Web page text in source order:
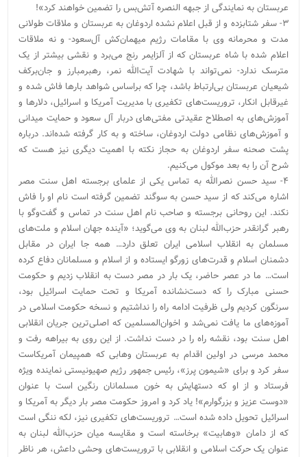
عربستان به نمایندگی از جبهه النصره آتش‌بس را تضمین خواهند کرد»!
۳- سفر شتابزده و از قبل اعلام نشده اردوغان به عربستان و ملاقات طولانی
مدت و محرمانه وی با مقامات رژیم میهمان‌کش آل‌سعود- و نه ملاقات
اعلام شده با شاه عربستان که از آلزایمر رنج می‌برد و نقشی بیشتر از یک
مترسک ندارد- نمی‌تواند با شهادت آیت‌الله نمر، رهبر‌مبارز و جان‌برکف
شیعیان عربستان بی‌ارتباط باشد، چرا که براساس شواهد بارها فاش شده و
غیرقابل انکار، تروریست‌های تکفیری با مدیریت آمریکا و اسرائیل، دلارها و
آموزش‌های به اصطلاح عقیدتی مفتی‌های دربار آل سعود و حمایت میدانی
و آموزش‌های نظامی دولت اردوغان، ساخته و به کار گرفته شده‌اند. درباره
پشت صحنه سفر اردوغان به حجاز نکته با اهمیت دیگری نیز هست که
شرح آن را به بعد موکول می‌کنیم.
۴- سید حسن نصرالله به تماس یکی از علمای برجسته اهل سنت مصر
اشاره می‌کند که از سید حسن به سوگند تضمین گرفته است نام او را فاش
نکند. این روحانی برجسته و صاحب نام اهل سنت در تماس و گفت‌وگو با
رهبر گرانقدر حزب‌الله لبنان به وی می‌گوید؛ «آینده جهان اسلام و ملت‌های
مسلمان به انقلاب اسلامی ایران تعلق دارد… همه جا ایران در مقابل
دشمنان اسلام و قدرت‌های زورگو ایستاده و از اسلام و مسلمانان دفاع کرده
است… ما در عصر حاضر، یک بار در مصر دست به انقلاب زدیم و حکومت
حسنی مبارک را که دست‌نشانده آمریکا و تحت حمایت اسرائیل بود،
سرنگون کردیم ولی ظرفیت ادامه راه را نداشتیم و نسخه حکومت اسلامی در
آموزه‌های ما یافت نمی‌شد و اخوان‌المسلمین که اصلی‌ترین جریان انقلابی
اهل سنت بود، نقشه راه را در دست نداشت. از این روی به بیراهه رفت و
محمد مرسی در اولین اقدام به عربستان وهابی که همپیمان آمریکاست
سفر کرد و برای «شیمون پرز»، رئیس جمهور رژیم صهیونیستی نماینده ویژه
فرستاد و از او که دستهایش به خون مسلمانان رنگین است با عنوان
«دوست عزیز و بزرگوارم»! یاد کرد و امروز حکومت مصر بار دیگر به آمریکا و
اسرائیل تحویل داده شده است… تروریست‌های تکفیری نیز، لکه ننگی است
که از دامان «وهابیت» برخاسته است و مقایسه میان حزب‌الله لبنان به
عنوان یک حرکت اسلامی و انقلابی با تروریست‌های وحشی داعش، هر ناظر